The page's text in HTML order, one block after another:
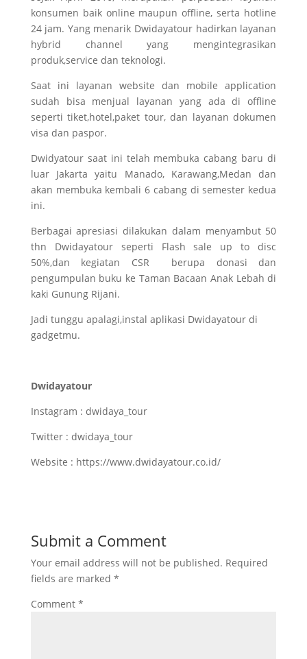
konsumen baik online maupun offline, serta hotline
24 jam. Yang menarik Dwidayatour hadirkan layanan
hybrid channel yang mengintegrasikan
produk,service dan teknologi.
Saat ini layanan website dan mobile application
sudah bisa menjual layanan yang ada di offline
seperti tiket,hotel,paket tour, dan layanan dokumen
visa dan paspor.
Dwidyatour saat ini telah membuka cabang baru di
luar Jakarta yaitu Manado, Karawang,Medan dan
akan membuka kembali 6 cabang di semester kedua
ini.
Berbagai apresiasi dilakukan dalam menyambut 50
thn Dwidayatour seperti Flash sale up to disc
50%,dan kegiatan CSR berupa donasi dan
pengumpulan buku ke Taman Bacaan Anak Lebah di
kaki Gunung Rijani.
Jadi tunggu apalagi,instal aplikasi Dwidayatour di
gadgetmu.
Dwidayatour
Instagram : dwidaya_tour
Twitter : dwidaya_tour
Website : https://www.dwidayatour.co.id/
Submit a Comment
Your email address will not be published. Required
fields are marked *
Comment *